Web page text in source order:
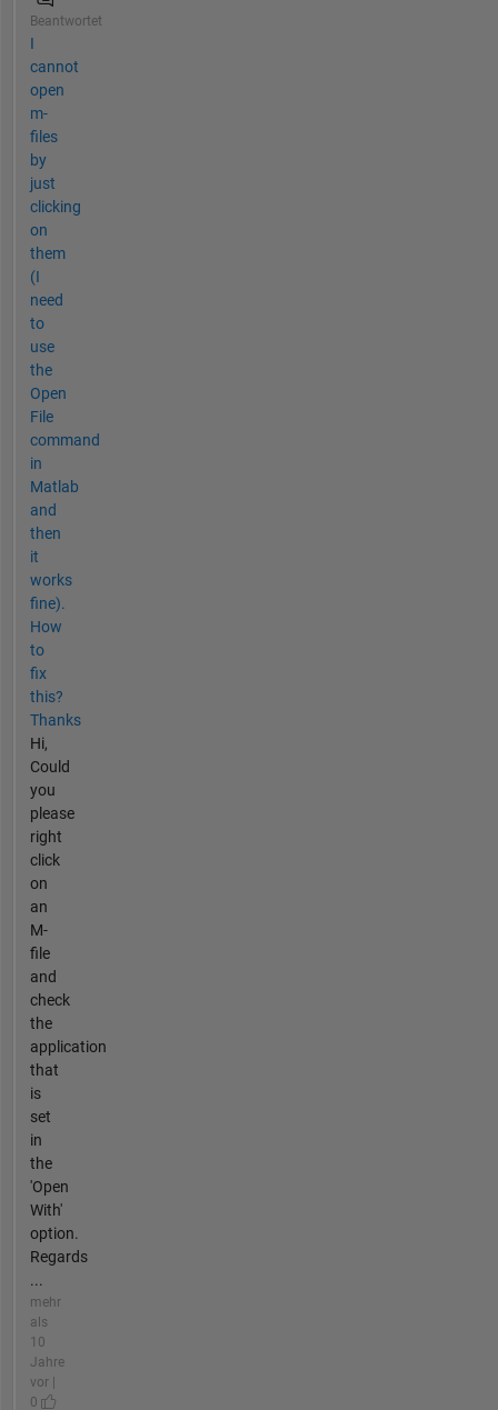
Beantwortet
I
cannot
open
m-
files
by
just
clicking
on
them
(I
need
to
use
the
Open
File
command
in
Matlab
and
then
it
works
fine).
How
to
fix
this?
Thanks
Hi,
Could
you
please
right
click
on
an
M-
file
and
check
the
application
that
is
set
in
the
'Open
With'
option.
Regards
...
mehr
als
10
Jahre
vor |
0